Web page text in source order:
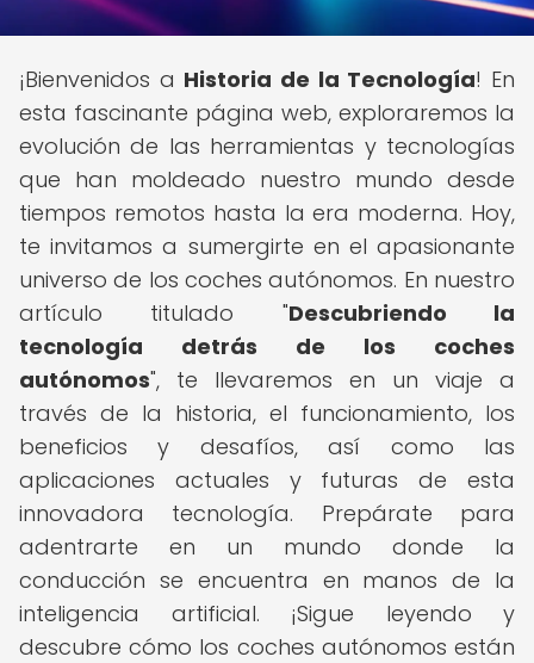
¡Bienvenidos a Historia de la Tecnología! En
esta fascinante página web, exploraremos la
evolución de las herramientas y tecnologías
que han moldeado nuestro mundo desde
tiempos remotos hasta la era moderna. Hoy,
te invitamos a sumergirte en el apasionante
universo de los coches autónomos. En nuestro
artículo titulado "Descubriendo la
tecnología detrás de los coches
autónomos", te llevaremos en un viaje a
través de la historia, el funcionamiento, los
beneficios y desafíos, así como las
aplicaciones actuales y futuras de esta
innovadora tecnología. Prepárate para
adentrarte en un mundo donde la
conducción se encuentra en manos de la
inteligencia artificial. ¡Sigue leyendo y
descubre cómo los coches autónomos están